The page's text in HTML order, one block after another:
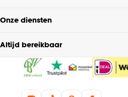
Onze diensten
Altijd bereikbaar